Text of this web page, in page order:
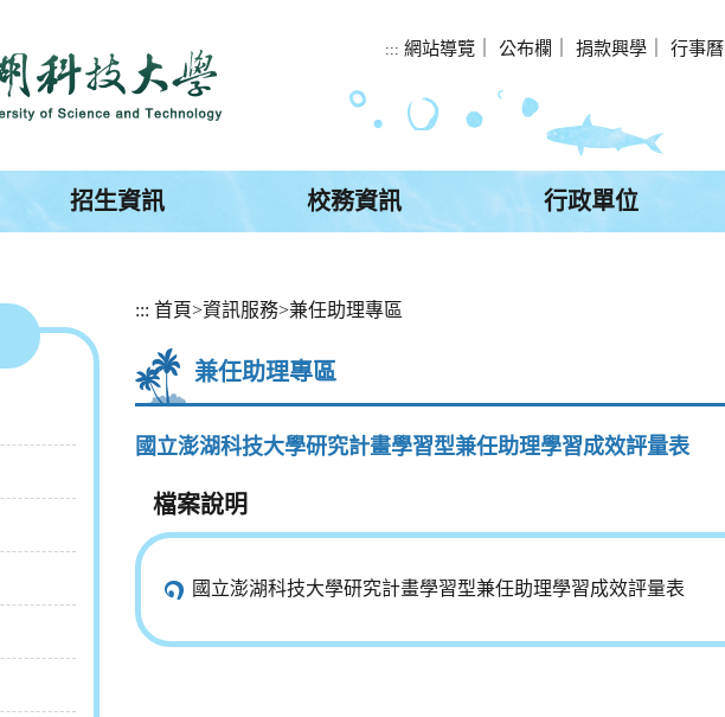
::: 網站導覽 公布欄 捐款興學 行事曆
招生資訊 校務資訊 行政單位
::: 首頁>資訊服務>兼任助理專區
兼任助理專區
國立澎湖科技大學研究計畫學習型兼任助理學習成效評量表
檔案說明
國立澎湖科技大學研究計畫學習型兼任助理學習成效評量表